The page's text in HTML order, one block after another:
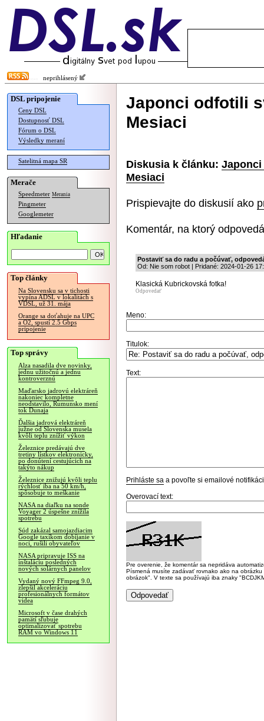
neprihlásený
DSL pripojenie
Ceny DSL
Dostupnosť DSL
Fórum o DSL
Výsledky meraní
Satelitná mapa SR
Merače
Speedmeter Merania
Pingmeter
Googlemeter
Hľadanie
Top články
Na Slovensku sa v tichosti
vypína ADSL v lokalitách s
VDSL, už 31. mája
Orange sa doťahuje na UPC
a O2, spustí 2.5 Gbps
pripojenie
Top správy
Alza nasadila dve novinky,
jednu užitočnú a jednu
kontroverznú
Maďarsko jadrovú elektráreň
nakoniec kompletne
neodstavilo, Rumunsko mení
tok Dunaja
Ďalšia jadrová elektráreň
južne od Slovenska musela
kvôli teplu znížiť výkon
Železnice predávajú dve
tretiny lístkov elektronicky,
po donútení cestujúcich na
takýto nákup
Železnice znižujú kvôli teplu
rýchlosť iba na 50 km/h,
spôsobuje to meškanie
NASA na diaľku na sonde
Voyager 2 úspešne znížila
spotrebu
Súd zakázal samojazdiacim
Google taxíkom dobíjanie v
noci, rušili obyvateľov
NASA pripravuje ISS na
inštaláciu posledných
nových solárnych panelov
Vydaný nový FFmpeg 9.0,
zlepšil akceleráciu
profesionálnych formátov
videa
Microsoft v čase drahých
pamätí sľubuje
optimalizovať spotrebu
RAM vo Windows 11
Japonci odfotili
Mesiaci
Diskusia k článku:
Mesiaci
Prispievajte do diskusií ako
Komentár, na ktorý
Postaviť sa do radu a počúvať,
Od: Nie som robot | Pridané: 2024-01-26
Klasická Kubrickovská fotka!
Odpovedať
Meno:
Titulok:
Text:
Prihláste sa a povoľte si emailové
Overovací text:
Pre overenie, že komentár sa nepridáva
Písmená musíte zadávať rovnako ako na
obrázok". V texte sa používajú iba znaky